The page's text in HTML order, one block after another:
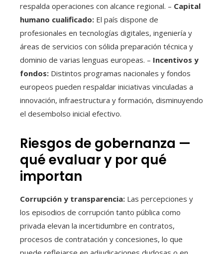
respalda operaciones con alcance regional. – Capital
humano cualificado: El país dispone de
profesionales en tecnologías digitales, ingeniería y
áreas de servicios con sólida preparación técnica y
dominio de varias lenguas europeas. – Incentivos y
fondos: Distintos programas nacionales y fondos
europeos pueden respaldar iniciativas vinculadas a
innovación, infraestructura y formación, disminuyendo
el desembolso inicial efectivo.
Riesgos de gobernanza —
qué evaluar y por qué
importan
Corrupción y transparencia: Las percepciones y
los episodios de corrupción tanto pública como
privada elevan la incertidumbre en contratos,
procesos de contratación y concesiones, lo que